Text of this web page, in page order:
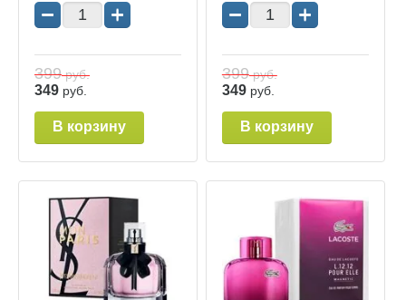
− +
399руб.
349 руб.
В корзину
− +
399руб.
349 руб.
В корзину